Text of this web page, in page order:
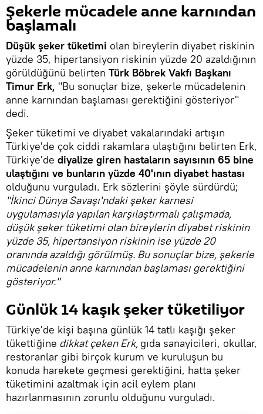
Şekerle mücadele anne karnından
başlamalı
Düşük şeker tüketimi olan bireylerin diyabet riskinin
yüzde 35, hipertansiyon riskinin yüzde 20 azaldığının
görüldüğünü belirten Türk Böbrek Vakfı Başkanı
Timur Erk, "Bu sonuçlar bize, şekerle mücadelenin
anne karnından başlaması gerektiğini gösteriyor"
dedi.
Şeker tüketimi ve diyabet vakalarındaki artışın
Türkiye'de çok ciddi rakamlara ulaştığını belirten Erk,
Türkiye'de diyalize giren hastaların sayısının 65 bine
ulaştığını ve bunların yüzde 40'ının diyabet hastası
olduğunu vurguladı. Erk sözlerini şöyle sürdürdü;
"İkinci Dünya Savaşı'ndaki şeker karnesi
uygulamasıyla yapılan karşılaştırmalı çalışmada,
düşük şeker tüketimi olan bireylerin diyabet riskinin
yüzde 35, hipertansiyon riskinin ise yüzde 20
oranında azaldığı görülmüş. Bu sonuçlar bize, şekerle
mücadelenin anne karnından başlaması gerektiğini
gösteriyor."
Günlük 14 kaşık şeker tüketiliyor
Türkiye'de kişi başına günlük 14 tatlı kaşığı şeker
tükettiğine dikkat çeken Erk, gıda sanayicileri, okullar,
restoranlar gibi birçok kurum ve kuruluşun bu
konuda harekete geçmesi gerektiğini, hatta şeker
tüketimini azaltmak için acil eylem planı
hazırlanmasının zorunlu olduğunu vurguladı.